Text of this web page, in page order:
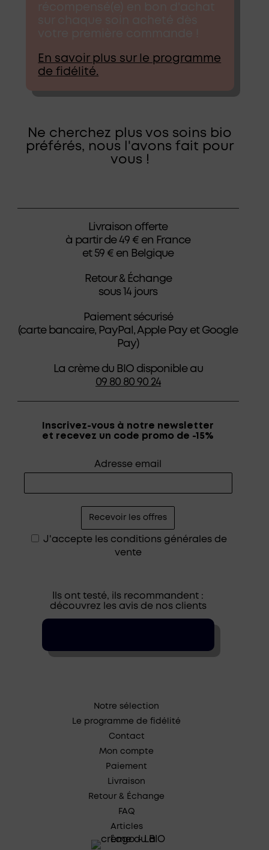
En savoir plus sur le programme
de fidélité.
Ne cherchez plus vos soins bio
préférés, nous l'avons fait pour
vous !
Livraison offerte
à partir de 49 € en France
et 59 € en Belgique
Retour & Échange
sous 14 jours
Paiement sécurisé
(carte bancaire, PayPal, Apple Pay et Google
Pay)
La crème du BIO disponible au
09 80 80 90 24
Inscrivez-vous à notre newsletter
et recevez un code promo de -15%
Adresse email
J'accepte les conditions générales de
vente
Ils ont testé, ils recommandent :
découvrez les avis de nos clients
Notre sélection
Le programme de fidélité
Contact
Mon compte
Paiement
Livraison
Retour & Échange
FAQ
Articles